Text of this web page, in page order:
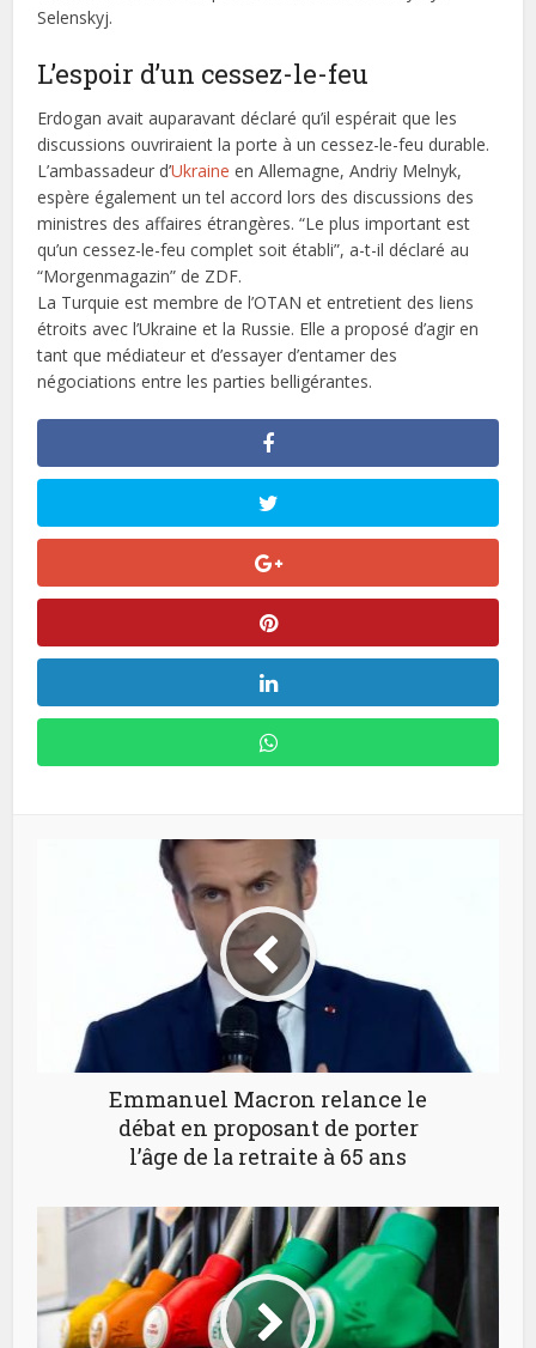
Selenskyj.
L’espoir d’un cessez-le-feu
Erdogan avait auparavant déclaré qu’il espérait que les
discussions ouvriraient la porte à un cessez-le-feu durable.
L’ambassadeur d’Ukraine en Allemagne, Andriy Melnyk,
espère également un tel accord lors des discussions des
ministres des affaires étrangères. “Le plus important est
qu’un cessez-le-feu complet soit établi”, a-t-il déclaré au
“Morgenmagazin” de ZDF.
La Turquie est membre de l’OTAN et entretient des liens
étroits avec l’Ukraine et la Russie. Elle a proposé d’agir en
tant que médiateur et d’essayer d’entamer des
négociations entre les parties belligérantes.
Emmanuel Macron relance le
débat en proposant de porter
l’âge de la retraite à 65 ans